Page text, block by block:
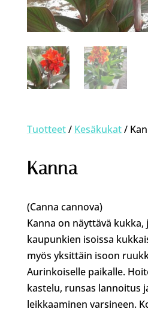
Tuotteet/ Kesäkukat/
Kanna
(Canna cannova)
Kanna on näyttävä
kaupunkien isoissa
myös yksittäin isoon
Aurinkoiselle paikalle.
kastelu, runsas lannoitus
leikkaaminen varsineen.